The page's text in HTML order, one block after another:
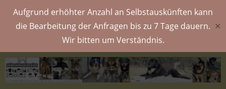
Aufgrund erhöhter Anzahl an Selbstauskünften kann
die Bearbeitung der Anfragen bis zu 7 Tage dauern.
Wir bitten um Verständnis.
✕